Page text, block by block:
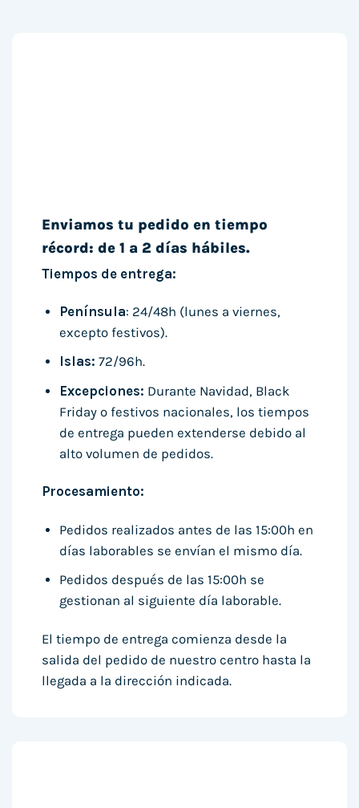
Enviamos tu pedido en tiempo
récord: de 1 a 2 días hábiles.
Tiempos de entrega:
Península: 24/48h (lunes a viernes,
excepto festivos).
Islas: 72/96h.
Excepciones: Durante Navidad, Black
Friday o festivos nacionales, los tiempos
de entrega pueden extenderse debido al
alto volumen de pedidos.
Procesamiento:
Pedidos realizados antes de las 15:00h en
días laborables se envían el mismo día.
Pedidos después de las 15:00h se
gestionan al siguiente día laborable.
El tiempo de entrega comienza desde la
salida del pedido de nuestro centro hasta la
llegada a la dirección indicada.